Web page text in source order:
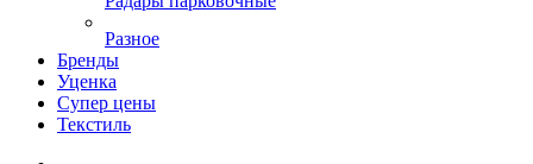
Разное
Бренды
Уценка
Супер цены
Текстиль